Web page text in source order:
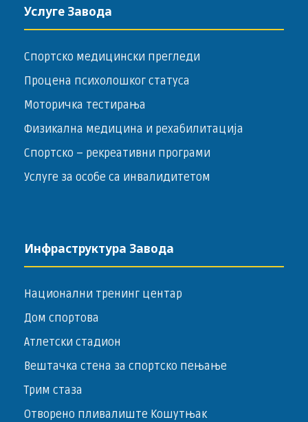
Услуге Завода
Спортско медицински прегледи
Процена психолошког статуса
Моторичка тестирања
Физикална медицина и рехабилитација
Спортско – ­рекреативни програми
Услуге за особе са инвалидитетом
Инфраструктура Завода
Национални тренинг центар
Дом спортова
Атлетски стадион
Вештачка стена за спортско пењање
Трим стаза
Отворено пливалиште Кошутњак